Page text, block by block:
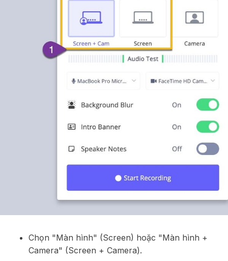
Chọn "Màn hình" (Screen) hoặc "Màn hình +
Camera" (Screen + Camera).